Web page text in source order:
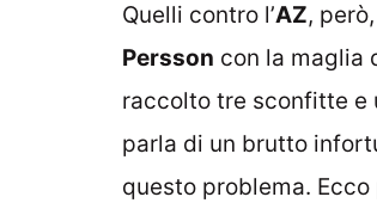
Quelli contro l’AZ,
Persson con la maglia
raccolto tre sconfitte e
parla di un brutto
questo problema.